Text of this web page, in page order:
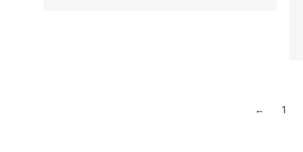
← 1